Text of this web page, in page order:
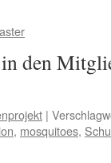
den
|
, mosquitoes,